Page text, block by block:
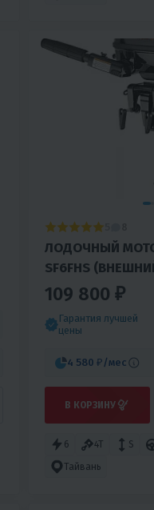
ЛОДОЧНЫЙ
SF6FHS
109 800 ₽
Гарантия лучшей
цены
4 580 ₽ /мес
В КОРЗИНУ
6 4T S
Тайвань